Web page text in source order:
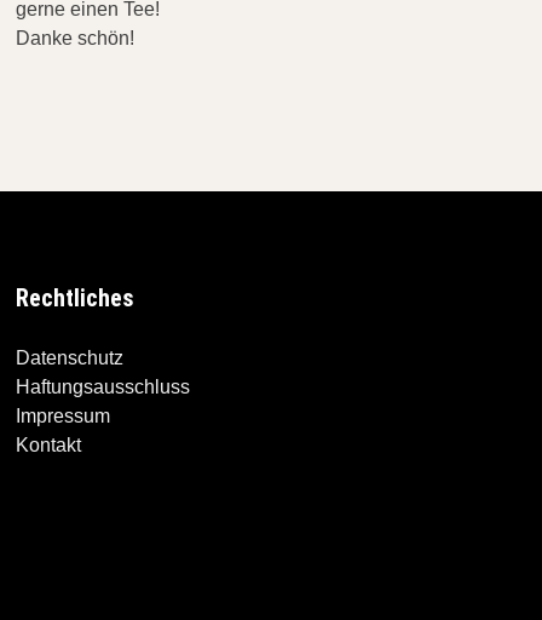
gerne einen Tee!
Danke schön!
Rechtliches
Datenschutz
Haftungsausschluss
Impressum
Kontakt